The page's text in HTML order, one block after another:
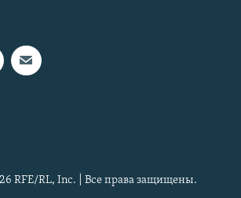
RFE/RL, Inc. | Все права защищены.